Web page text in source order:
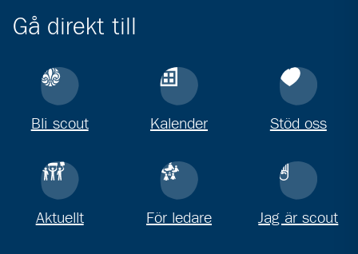
Gå direkt till
Bli scout Kalender Stöd oss
Aktuellt För ledare Jag är scout